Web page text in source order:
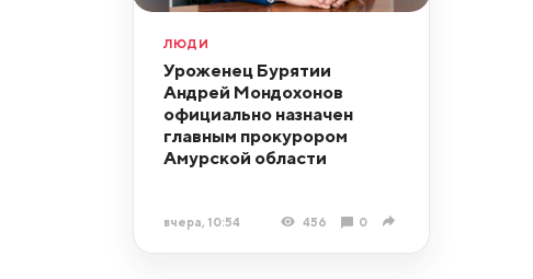
ЛЮДИ
Уроженец Бурятии
Андрей Мондохонов
официально назначен
главным прокурором
Амурской области
вчера, 10:54 456 0